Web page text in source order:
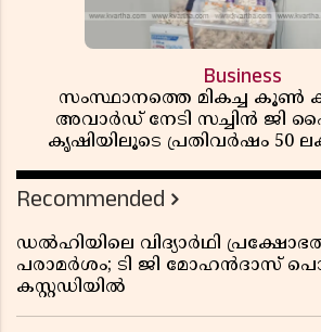
Business
സംസ്ഥാനത്തെ മികച്ച കൂൺ
അവാർഡ് നേടി സച്ചിൻ ജി
കൃഷിയിലൂടെ പ്രതിവർഷം 50
Recommended
ഡൽഹിയിലെ വിദ്യാർഥി
പരാമർശം; ടി ജി മോഹൻദാസ്
കസ്റ്റഡിയിൽ